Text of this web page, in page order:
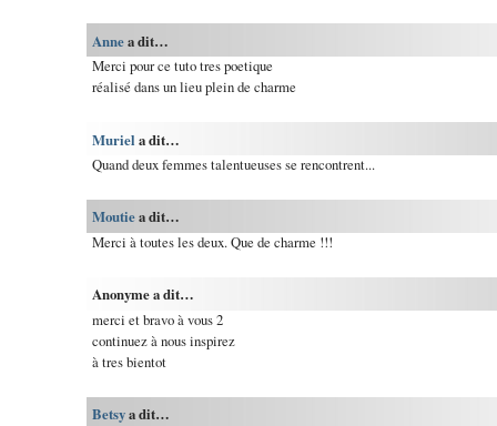
Annea dit…
Merci pour ce tuto tres poetique
réalisé dans un lieu plein de charme
Muriel a dit…
Quand deux femmes talentueuses se rencontrent...
Moutiea dit…
Merci à toutes les deux. Que de charme !!!
Anonyme a dit…
merci et bravo à vous 2
continuez à nous inspirez
à tres bientot
Betsya dit…